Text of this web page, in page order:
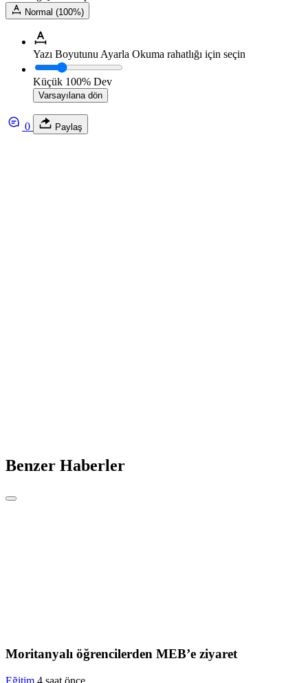
Normal (100%)
Yazı Boyutunu Ayarla Okuma rahatlığı için seçin
Küçük 100% Dev
Varsayılana dön
0 Paylaş
Benzer Haberler
Moritanyalı öğrencilerden MEB’e ziyaret
Eğitim 4 saat önce